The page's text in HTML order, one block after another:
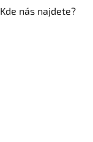
Kde nás najdete?